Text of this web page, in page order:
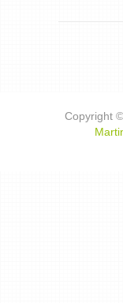
Copyright